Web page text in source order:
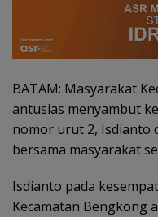
BATAM: Masyarakat
antusias menyambut
nomor urut 2, Isdianto
bersama masyarakat
Isdianto pada
Kecamatan Bengkong